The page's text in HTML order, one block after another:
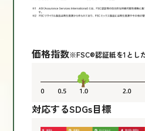
価格指数※FSC®認証紙を1とし
対応するSDGs目標